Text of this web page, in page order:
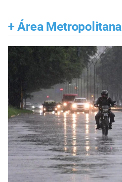
+ Área Metropolitana